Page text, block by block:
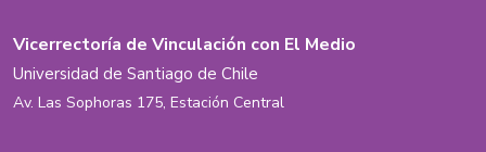
Vicerrectoría de Vinculación con El Medio
Universidad de Santiago de Chile
Av. Las Sophoras 175, Estación Central